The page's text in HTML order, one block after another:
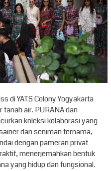
di YATS Colony Yogyakarta
air. PURANA dan
koleksi kolaborasi yang
dan seniman ternama,
dengan pameran privat
menerjemahkan bentuk
yang hidup dan fungsional.